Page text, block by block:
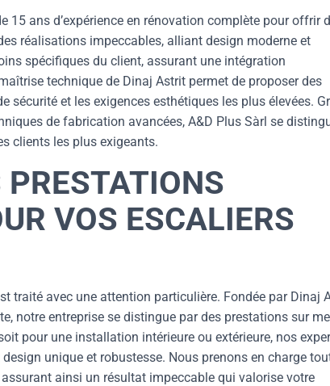
15 ans d’expérience en rénovation complète pour offrir
réalisations impeccables, alliant design moderne et
spécifiques du client, assurant une intégration
technique de Dinaj Astrit permet de proposer des
et les exigences esthétiques les plus élevées.
de fabrication avancées, A&D Plus Sàrl se
clients les plus exigeants.
VOS ESCALIERS
traité avec une attention particulière. Fondée par Dinaj
notre entreprise se distingue par des prestations sur
pour une installation intérieure ou extérieure, nos
unique et robustesse. Nous prenons en charge
ainsi un résultat impeccable qui valorise votre